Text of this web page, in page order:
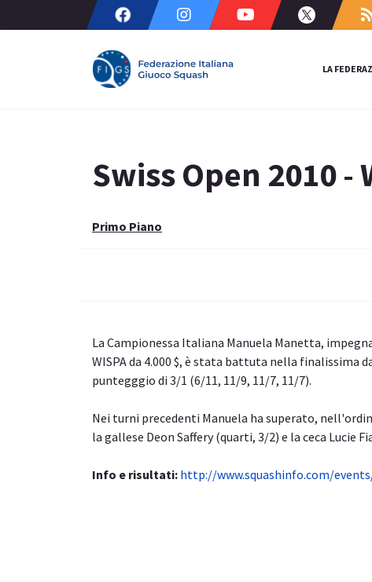
LA
Swiss Open 2010 -
Primo Piano
La Campionessa Italiana Manuela Manetta,
WISPA da 4.000 $, è stata battuta nella finalissima
puntegggio di 3/1 (6/11, 11/9, 11/7, 11/7).
Nei turni precedenti Manuela ha superato,
la gallese Deon Saffery (quarti, 3/2) e la ceca Lucie
Info e risultati: http://www.squashinfo.com/